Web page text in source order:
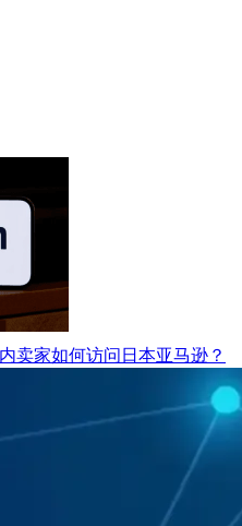
卖家如何访问日本亚马逊？